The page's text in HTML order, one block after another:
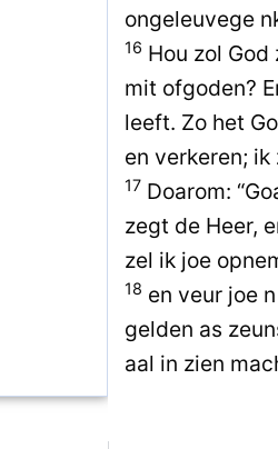
ongeleuvege
16 Hou zol
mit ofgoden?
leeft. Zo het
en verkeren; ik
17 Doarom:
zegt de Heer,
zel ik joe
18 en veur joe
gelden as
aal in zien